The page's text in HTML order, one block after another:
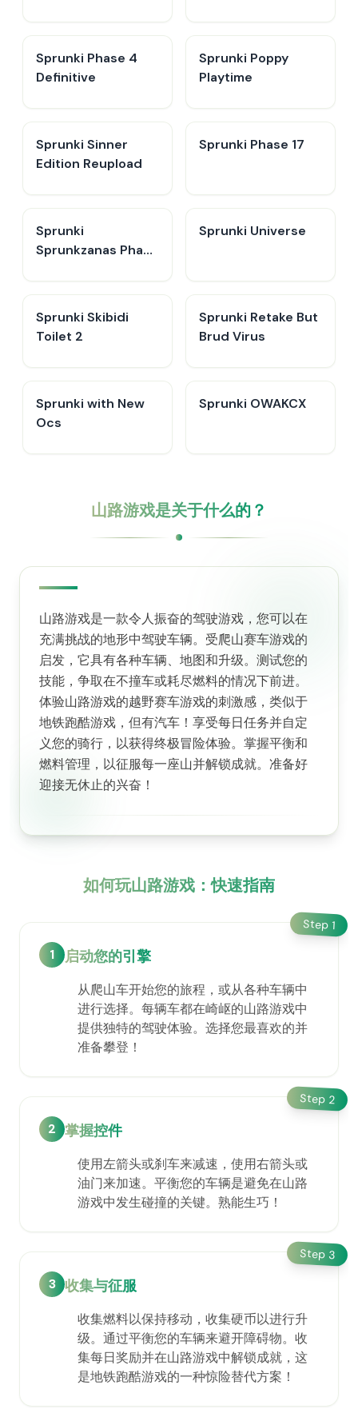
Sprunki Phase 4
Definitive
Sprunki Poppy
Playtime
Sprunki Sinner
Edition Reupload
Sprunki Phase 17
Sprunki
Sprunkzanas Phase
Sprunki Universe
Sprunki Skibidi
Toilet 2
Sprunki Retake But
Brud Virus
Sprunki with New
Ocs
Sprunki OWAKCX
山路游戏是关于什么的？
山路游戏是一款令人振奋的驾驶游戏，您可以在
充满挑战的地形中驾驶车辆。受爬山赛车游戏的
启发，它具有各种车辆、地图和升级。测试您的
技能，争取在不撞车或耗尽燃料的情况下前进。
体验山路游戏的越野赛车游戏的刺激感，类似于
地铁跑酷游戏，但有汽车！享受每日任务并自定
义您的骑行，以获得终极冒险体验。掌握平衡和
燃料管理，以征服每一座山并解锁成就。准备好
迎接无休止的兴奋！
如何玩山路游戏：快速指南
Step 1
1 启动您的引擎
从爬山车开始您的旅程，或从各种车辆中
进行选择。每辆车都在崎岖的山路游戏中
提供独特的驾驶体验。选择您最喜欢的并
准备攀登！
Step 2
2 掌握控件
使用左箭头或刹车来减速，使用右箭头或
油门来加速。平衡您的车辆是避免在山路
游戏中发生碰撞的关键。熟能生巧！
Step 3
3 收集与征服
收集燃料以保持移动，收集硬币以进行升
级。通过平衡您的车辆来避开障碍物。收
集每日奖励并在山路游戏中解锁成就，这
是地铁跑酷游戏的一种惊险替代方案！